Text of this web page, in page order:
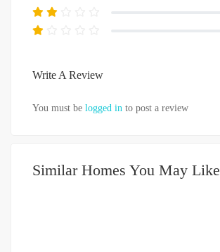
Write A Review
You must be logged in to post a review
Similar Homes You May Like